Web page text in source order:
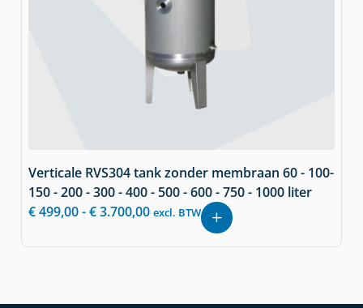
Verticale RVS304 tank zonder membraan 60 - 100-
150 - 200 - 300 - 400 - 500 - 600 - 750 - 1000 liter
€499,00-€3.700,00 excl. BTW